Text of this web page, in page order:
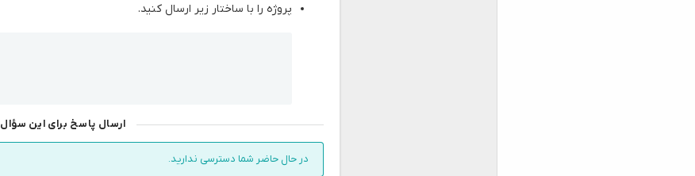
پروژه را با ساختار زیر ارسال کنید.
ارسال پاسخ برای این سؤال
در حال حاضر شما دسترسی ندارید.